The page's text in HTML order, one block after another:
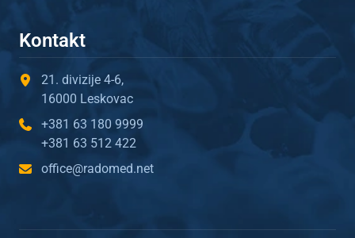
Kontakt
21. divizije 4-6,
16000 Leskovac
+381 63 180 9999
+381 63 512 422
office@radomed.net